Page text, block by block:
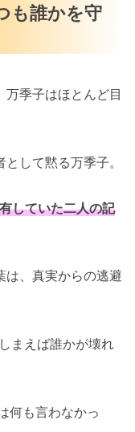
も誰かを守
季子はほとんど目
して黙る万季子。
していた二人の記
は、真実からの逃避
まえば誰かが壊れ
何も言わなかっ